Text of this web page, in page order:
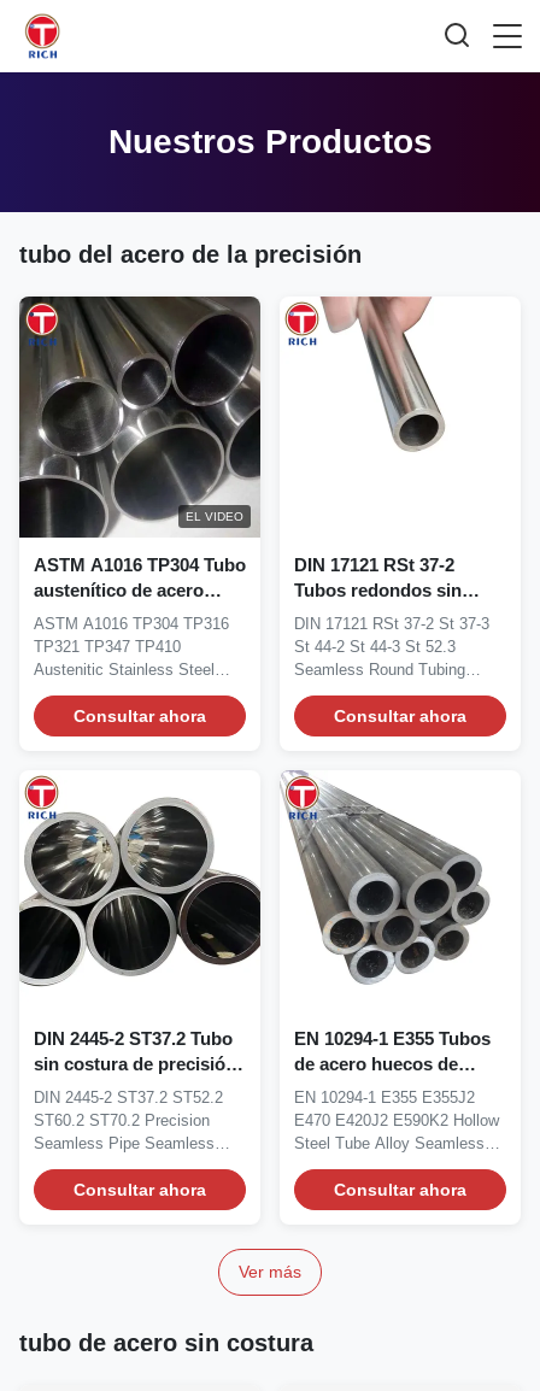
Nuestros Productos
tubo del acero de la precisión
EL VIDEO
ASTM A1016 TP304 Tubo
austenítico de acero
inoxidable Tubos de
acero inoxidable para
requisitos generales
ASTM A1016 TP304 TP316
TP321 TP347 TP410
Austenitic Stainless Steel
Pipe General Requirements...
Consultar ahora
DIN 17121 RSt 37-2
Tubos redondos sin
costura Tubos circulares
de acero sin costura
para el trabajo de acero
estructural
DIN 17121 RSt 37-2 St 37-3
St 44-2 St 44-3 St 52.3
Seamless Round Tubing
Introduction DIN 17121...
Consultar ahora
DIN 2445-2 ST37.2 Tubo
sin costura de precisión
Tubos de acero sin
costura para sistemas de
energía fluida
DIN 2445-2 ST37.2 ST52.2
ST60.2 ST70.2 Precision
Seamless Pipe Seamless
Steel Tubes for Fluid...
Consultar ahora
EN 10294-1 E355 Tubos
de acero huecos de
aleación sin costuras de
acero de precisión para
mecanizado
EN 10294-1 E355 E355J2
E470 E420J2 E590K2 Hollow
Steel Tube Alloy Seamless
Precision Steel Tube...
Consultar ahora
Ver más
tubo de acero sin costura